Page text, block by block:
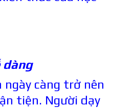
dàng
ngày càng trở nên
tiện. Người dạy